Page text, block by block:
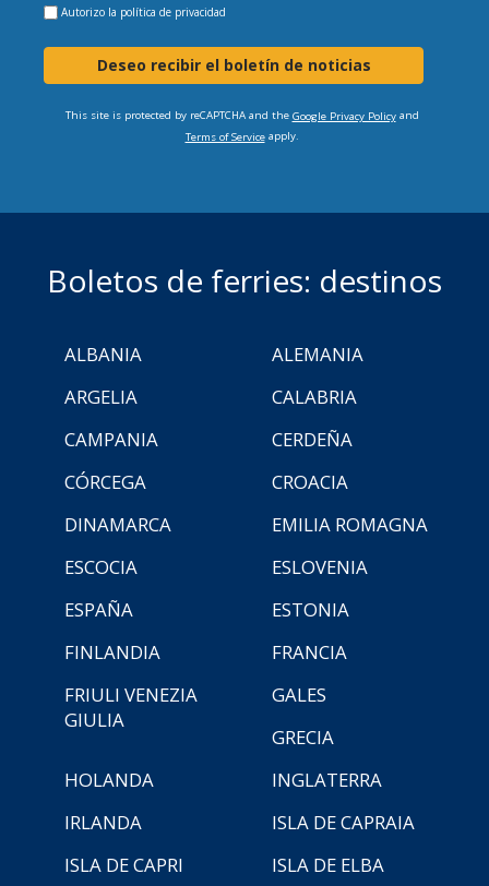
Autorizo la política de privacidad
Deseo recibir el boletín de noticias
This site is protected by reCAPTCHA and the Google Privacy Policyand
Terms of Serviceapply.
Boletos de ferries: destinos
ALBANIA
ALEMANIA
ARGELIA
CALABRIA
CAMPANIA
CERDEÑA
CÓRCEGA
CROACIA
DINAMARCA
EMILIA ROMAGNA
ESCOCIA
ESLOVENIA
ESPAÑA
ESTONIA
FINLANDIA
FRANCIA
FRIULI VENEZIA
GIULIA
GALES
GRECIA
HOLANDA
INGLATERRA
IRLANDA
ISLA DE CAPRAIA
ISLA DE CAPRI
ISLA DE ELBA